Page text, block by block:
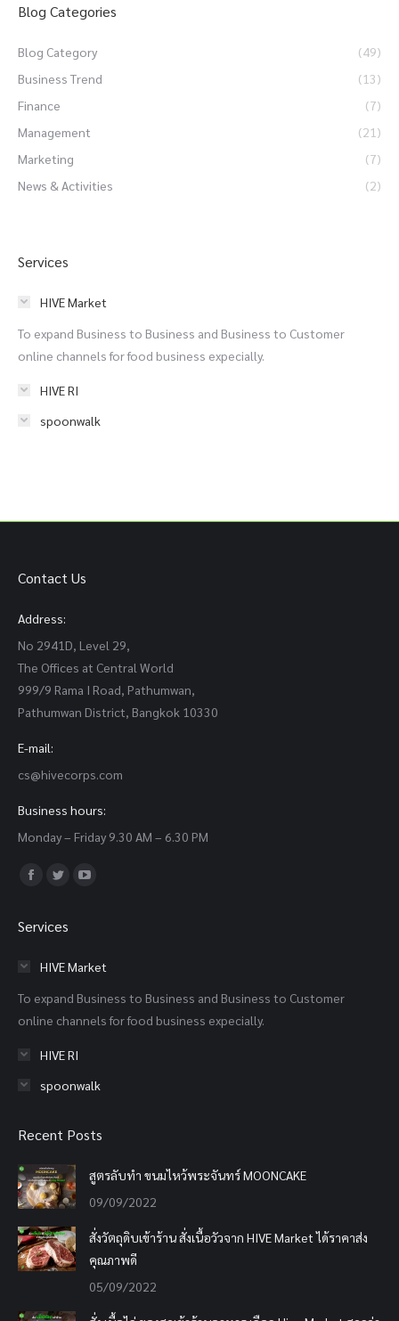
Blog Categories
Blog Category
(49)
Business Trend
(13)
Finance
(7)
Management
(21)
Marketing
(7)
News & Activities
(2)
Services
HIVE Market
To expand Business to Business and Business to Customer
online channels for food business expecially.
HIVE RI
spoonwalk
Contact Us
Address:
No 2941D, Level 29,
The Offices at Central World
999/9 Rama I Road, Pathumwan,
Pathumwan District, Bangkok 10330
E-mail:
cs@hivecorps.com
Business hours:
Monday – Friday 9.30 AM – 6.30 PM
Find us on:
Facebook
opens
window
Twitter
opens
windowwindow
Services
HIVE Market
To expand Business to Business and Business to Customer
online channels for food business expecially.
HIVE RI
spoonwalk
Recent Posts
สูตรลับทำ ขนมไหว้พระจันทร์ MOONCAKE
09/09/2022
สั่งวัตถุดิบเข้าร้าน สั่งเนื้อวัวจาก HIVE Market ได้ราคาส่ง
คุณภาพดี
05/09/2022